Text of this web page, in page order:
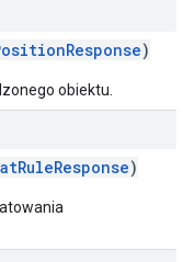
)
obiektu.
)